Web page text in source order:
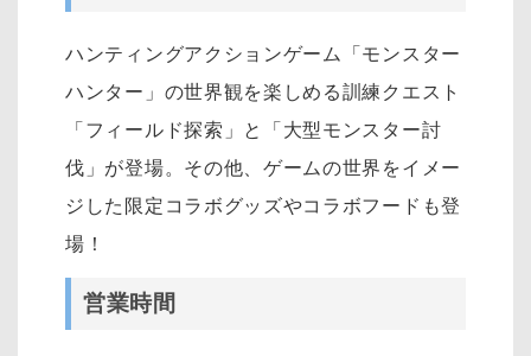
ハンティングアクションゲーム「モンスター
ハンター」の世界観を楽しめる訓練クエスト
「フィールド探索」と「大型モンスター討
伐」が登場。その他、ゲームの世界をイメー
ジした限定コラボグッズやコラボフードも登
場！
営業時間